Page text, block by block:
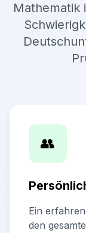
Mathematik
👥
Ein
den